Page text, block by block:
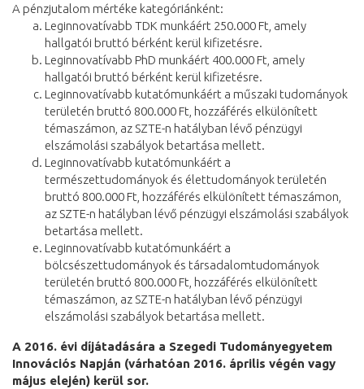
A pénzjutalom mértéke kategóriánként:
Leginnovatívabb TDK munkáért 250.000 Ft, amely
hallgatói bruttó bérként kerül kifizetésre.
Leginnovatívabb PhD munkáért 400.000 Ft, amely
hallgatói bruttó bérként kerül kifizetésre.
Leginnovatívabb kutatómunkáért a műszaki tudományok
területén bruttó 800.000 Ft, hozzáférés elkülönített
témaszámon, az SZTE-n hatályban lévő pénzügyi
elszámolási szabályok betartása mellett.
Leginnovatívabb kutatómunkáért a
természettudományok és élettudományok területén
bruttó 800.000 Ft, hozzáférés elkülönített témaszámon,
az SZTE-n hatályban lévő pénzügyi elszámolási szabályok
betartása mellett.
Leginnovatívabb kutatómunkáért a
bölcsészettudományok és társadalomtudományok
területén bruttó 800.000 Ft, hozzáférés elkülönített
témaszámon, az SZTE-n hatályban lévő pénzügyi
elszámolási szabályok betartása mellett.
A 2016. évi díjátadására a Szegedi Tudományegyetem
Innovációs Napján (várhatóan 2016. április végén vagy
május elején) kerül sor.